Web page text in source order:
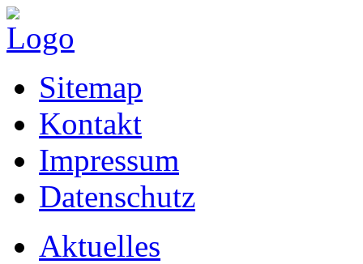
Sitemap
Kontakt
Impressum
Datenschutz
Aktuelles